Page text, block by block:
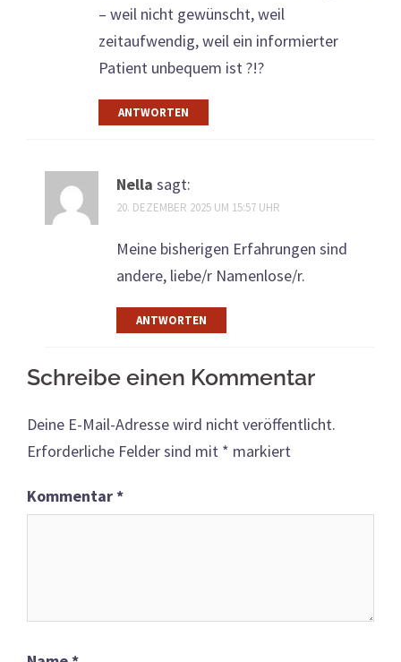
– weil nicht gewünscht, weil
zeitaufwendig, weil ein informierter
Patient unbequem ist ?!?
ANTWORTEN
Nella sagt:
20. DEZEMBER 2025 UM 15:57 UHR
Meine bisherigen Erfahrungen sind
andere, liebe/r Namenlose/r.
ANTWORTEN
Schreibe einen Kommentar
Deine E-Mail-Adresse wird nicht veröffentlicht.
Erforderliche Felder sind mit * markiert
Kommentar*